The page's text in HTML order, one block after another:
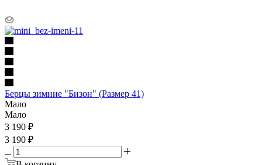
Берцы зимние "Бизон" (Размер 41)
Мало
Мало
3 190 ₽
3 190 ₽